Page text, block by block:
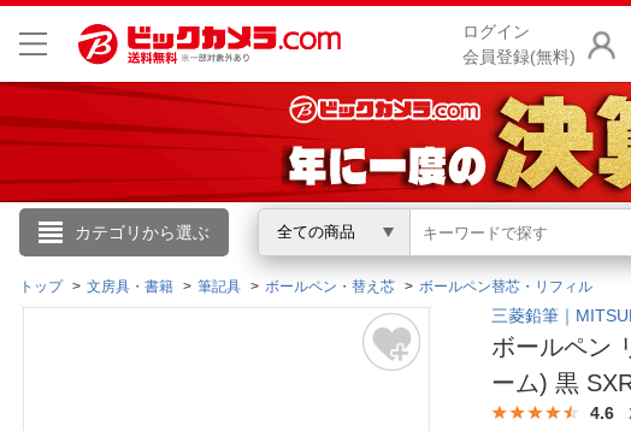
ログイン
会員登録(無料)
カテゴリから選ぶ 全ての商品
こんにちは
ログイン
トップ 文房具・書籍 筆記具 ボールペン・替え芯 ボールペン替芯・リフィル
三菱鉛筆｜
ボールペン
ーム) 黒
4.6